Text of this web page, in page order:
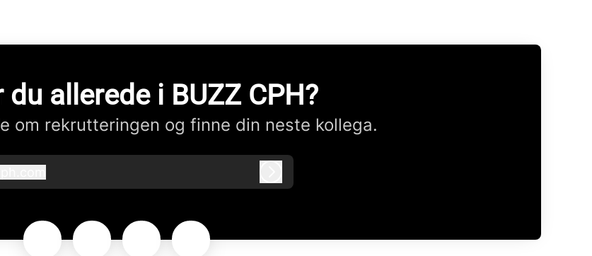
allerede i BUZZ CPH?
om rekrutteringen og finne din neste kollega.